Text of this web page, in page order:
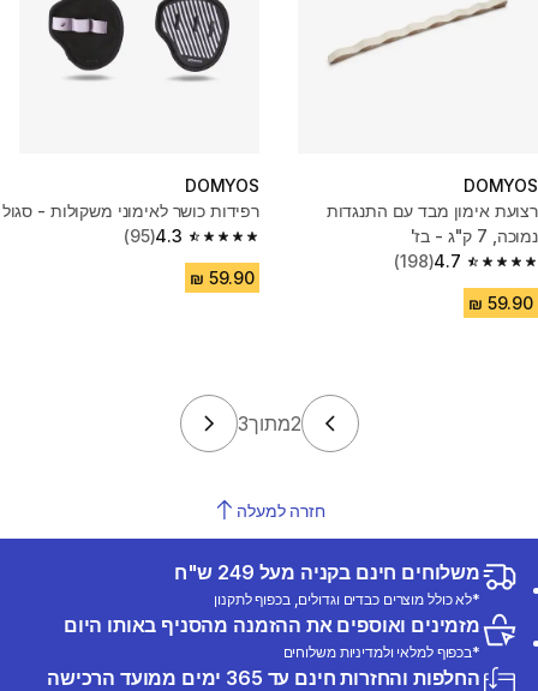
DOMYOS
רצועת אימון מבד עם התנגדות
נמוכה, 7 ק"ג - בז'
4.7
4.7 out of 5 stars from 198 reviews
(198)
DOMYOS
רפידות כושר לאימוני משקולות - סגול
4.3
4.3 out of 5 stars from 95 reviews
(95)
2מתוך3
חזרה למעלה
משלוחים חינם בקניה מעל 249 ש"ח
*לא כולל מוצרים כבדים וגדולים, בכפוף לתקנון
מזמינים ואוספים את ההזמנה מהסניף באותו היום
*בכפוף למלאי ולמדיניות משלוחים
החלפות והחזרות חינם עד 365 ימים ממועד הרכישה